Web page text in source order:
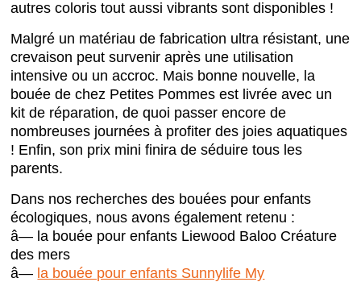
autres coloris tout aussi vibrants sont disponibles !
Malgré un matériau de fabrication ultra résistant, une
crevaison peut survenir après une utilisation
intensive ou un accroc. Mais bonne nouvelle, la
bouée de chez Petites Pommes est livrée avec un
kit de réparation, de quoi passer encore de
nombreuses journées à profiter des joies aquatiques
! Enfin, son prix mini finira de séduire tous les
parents.
Dans nos recherches des bouées pour enfants
écologiques, nous avons également retenu :
â— la bouée pour enfants Liewood Baloo Créature
des mers
â— la bouée pour enfants Sunnylife My